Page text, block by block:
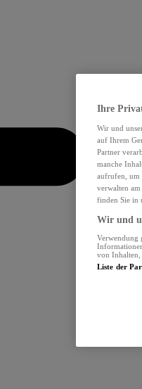
Ihre
Wir und
auf Ihrem
Partner
manche
aufrufen, um
verwalten
finden Sie in
Wir und
Verwendung
von Inhalten,
Liste der